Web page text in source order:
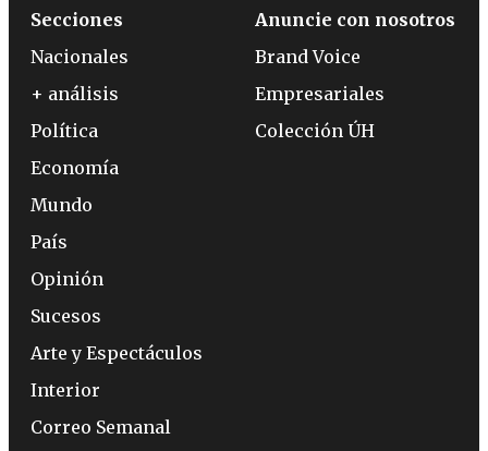
Secciones
Nacionales
+ análisis
Política
Economía
Mundo
País
Opinión
Sucesos
Arte y Espectáculos
Interior
Correo Semanal
Anuncie con nosotros
Brand Voice
Empresariales
Colección ÚH